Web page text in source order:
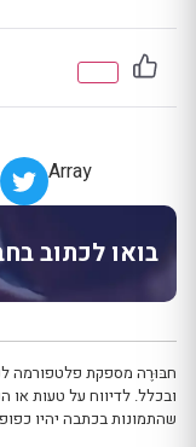
Array
בואו לכתוב
חבּוּרֶה מספקת פלטפורמה
ובכלל. לדיווח על טעות או
שהתמונות בכתבה יהיו